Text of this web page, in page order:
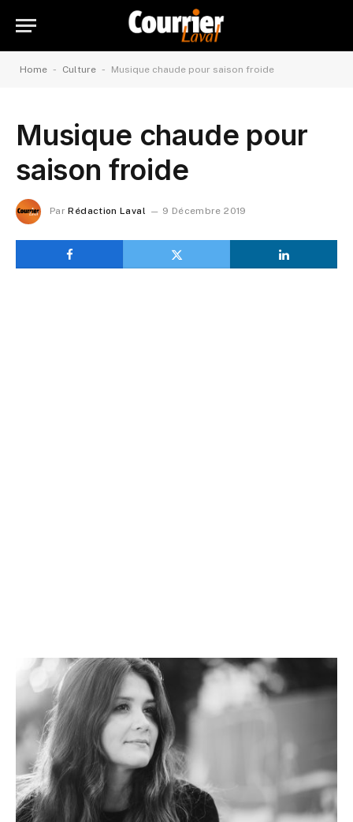
Home - Culture - Musique chaude pour saison froide
Musique chaude pour
saison froide
Par Rédaction Laval 9 Décembre 2019